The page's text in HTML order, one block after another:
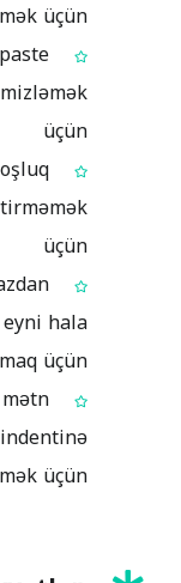
üçün
üçün
üçün
hala
üçün
üçün